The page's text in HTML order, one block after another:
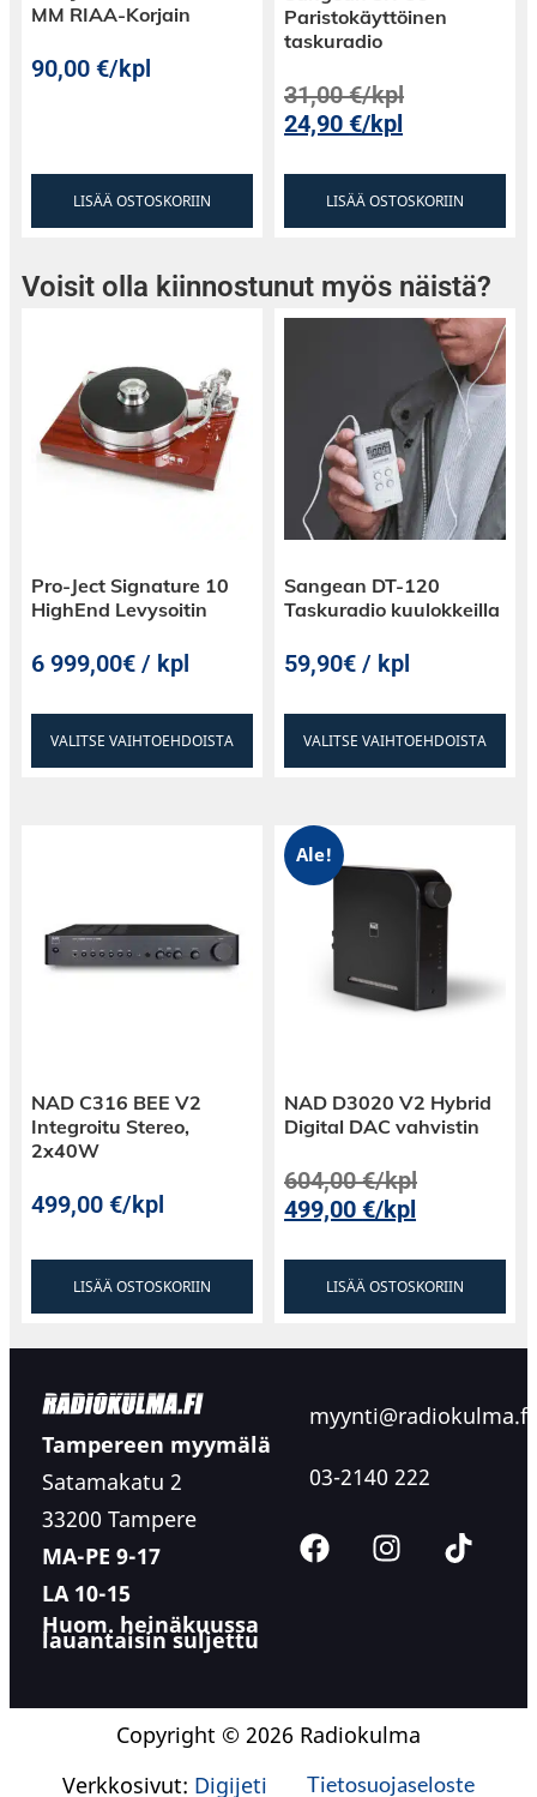
MM RIAA-Korjain
90,00€/kpl
LISÄÄ OSTOSKORIIN
Paristokäyttöinen
taskuradio
31,00€/kpl
24,90€/kpl
LISÄÄ OSTOSKORIIN
Voisit olla kiinnostunut myös näistä?
Pro-Ject Signature 10
HighEnd Levysoitin
6 999,00€ / kpl
VALITSE VAIHTOEHDOISTA
Sangean DT-120
Taskuradio kuulokkeilla
59,90€ / kpl
VALITSE VAIHTOEHDOISTA
NAD C316 BEE V2
Integroitu Stereo,
2x40W
499,00€/kpl
LISÄÄ OSTOSKORIIN
Ale!
NAD D3020 V2 Hybrid
Digital DAC vahvistin
604,00€/kpl
499,00€/kpl
LISÄÄ OSTOSKORIIN
Tampereen myymälä
Satamakatu 2
33200 Tampere
MA-PE 9-17
LA 10-15
Huom. heinäkuussa
lauantaisin suljettu
myynti@radiokulma.fi
03-2140 222
Copyright © 2026 Radiokulma
Verkkosivut: Digijeti Tietosuojaseloste